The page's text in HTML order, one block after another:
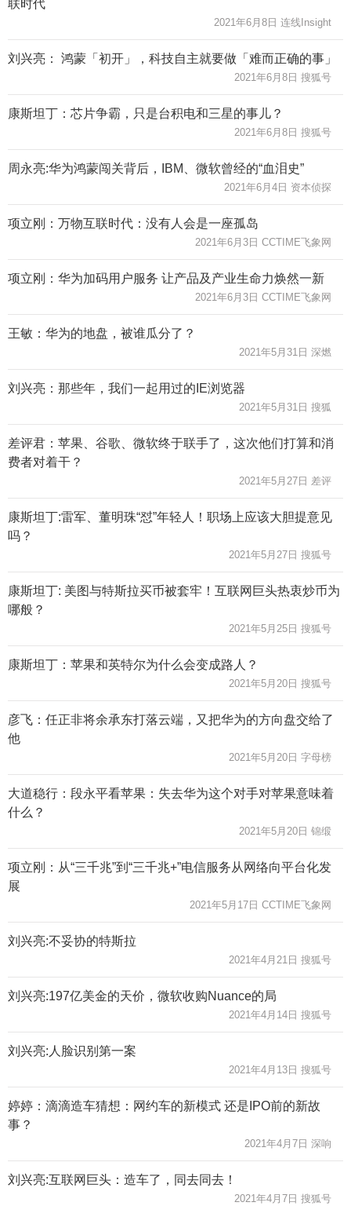
联时代
2021年6月8日 连线Insight
刘兴亮： 鸿蒙「初开」，科技自主就要做「难而正确的事」
2021年6月8日 搜狐号
康斯坦丁：芯片争霸，只是台积电和三星的事儿？
2021年6月8日 搜狐号
周永亮:华为鸿蒙闯关背后，IBM、微软曾经的“血泪史”
2021年6月4日 资本侦探
项立刚：万物互联时代：没有人会是一座孤岛
2021年6月3日 CCTIME飞象网
项立刚：华为加码用户服务 让产品及产业生命力焕然一新
2021年6月3日 CCTIME飞象网
王敏：华为的地盘，被谁瓜分了？
2021年5月31日 深燃
刘兴亮：那些年，我们一起用过的IE浏览器
2021年5月31日 搜狐
差评君：苹果、谷歌、微软终于联手了，这次他们打算和消
费者对着干？
2021年5月27日 差评
康斯坦丁:雷军、董明珠“怼”年轻人！职场上应该大胆提意见
吗？
2021年5月27日 搜狐号
康斯坦丁: 美图与特斯拉买币被套牢！互联网巨头热衷炒币为
哪般？
2021年5月25日 搜狐号
康斯坦丁：苹果和英特尔为什么会变成路人？
2021年5月20日 搜狐号
彦飞：任正非将余承东打落云端，又把华为的方向盘交给了
他
2021年5月20日 字母榜
大道稳行：段永平看苹果：失去华为这个对手对苹果意味着
什么？
2021年5月20日 锦缎
项立刚：从“三千兆”到“三千兆+”电信服务从网络向平台化发
展
2021年5月17日 CCTIME飞象网
刘兴亮:不妥协的特斯拉
2021年4月21日 搜狐号
刘兴亮:197亿美金的天价，微软收购Nuance的局
2021年4月14日 搜狐号
刘兴亮:人脸识别第一案
2021年4月13日 搜狐号
婷婷：滴滴造车猜想：网约车的新模式 还是IPO前的新故
事？
2021年4月7日 深响
刘兴亮:互联网巨头：造车了，同去同去！
2021年4月7日 搜狐号